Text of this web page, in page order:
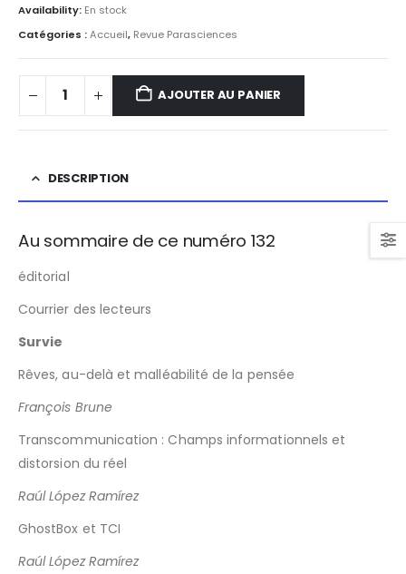
Availability: En stock
Catégories :Accueil, Revue Parasciences
AJOUTER AU PANIER
DESCRIPTION
Au sommaire de ce numéro 132
éditorial
Courrier des lecteurs
Survie
Rêves, au-delà et malléabilité de la pensée
François Brune
Transcommunication : Champs informationnels et
distorsion du réel
Raúl López Ramírez
GhostBox et TCI
Raúl López Ramírez